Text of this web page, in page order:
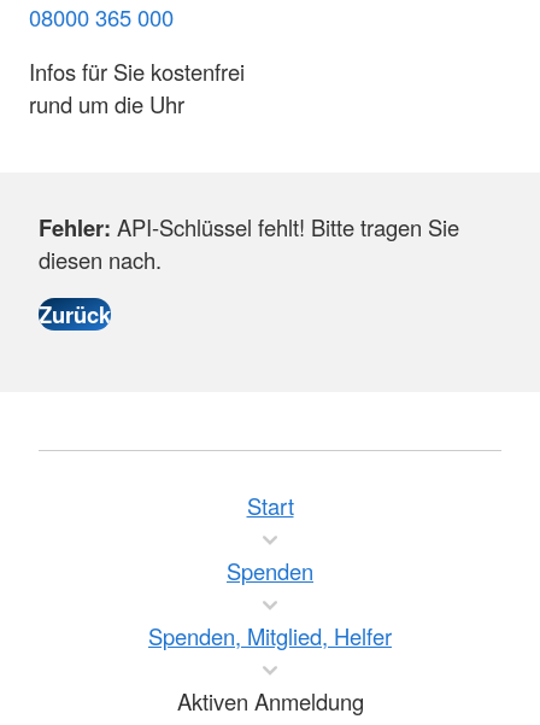
08000 365 000
Infos für Sie kostenfrei
rund um die Uhr
Fehler: API-Schlüssel fehlt! Bitte tragen Sie
diesen nach.
Start
Spenden
Spenden, Mitglied, Helfer
Aktiven Anmeldung